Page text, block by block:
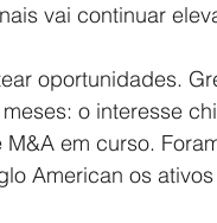
vai continuar
oportunidades.
o interesse
em curso.
American os